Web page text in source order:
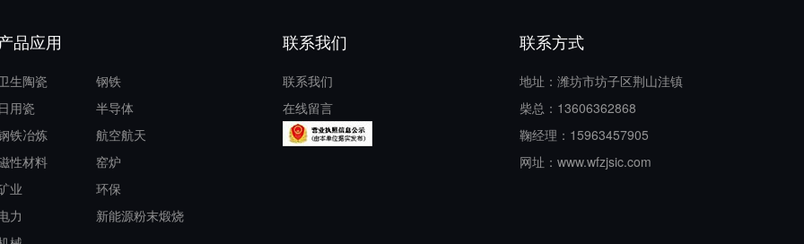
品应用
生陶瓷
用瓷
铁冶炼
性材料
业
力
钢铁
半导体
航空航天
窑炉
环保
新能源粉末煅烧
联系我们
联系我们
在线留言
联系方式
地址：潍坊市坊子区荆山洼镇
柴总：13606362868
鞠经理：15963457905
网址：www.wfzjsic.com